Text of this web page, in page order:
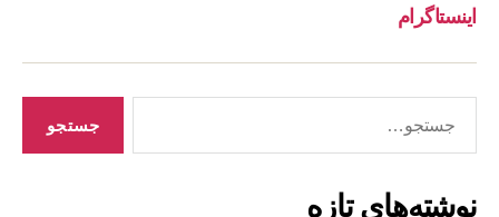
اینستاگرام
نوشته‌های تازه